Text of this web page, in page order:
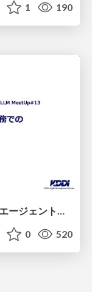
1 190
Atlassian Cloudサポート業務でのAIエージェント活用事例
0 520